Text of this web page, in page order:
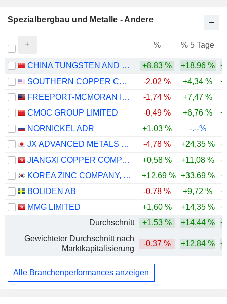
Spezialbergbau und Metalle - Andere
% % 5 Tage
CHINA TUNGSTEN AND HIGHTECH MATERIALS CO.,LTD +8,83 % +18,96 %
SOUTHERN COPPER CORPORATION
-2,02 % +4,34 %
FREEPORT-MCMORAN INC.
-1,74 % +7,47 %
CMOC GROUP LIMITED
-0,49 % +6,76 %
NORNICKEL ADR
+1,03 %
-.--%
JX ADVANCED METALS CORPORATION
-4,78 % +24,35 %
JIANGXI COPPER COMPANY LIMITED
+0,58 % +11,08 %
KOREA ZINC COMPANY, LTD.
+12,69 % +33,69 %
BOLIDEN AB
-0,78 % +9,72 %
MMG LIMITED
+1,60 % +14,35 %
Durchschnitt
+1,53 % +14,44 %
Gewichteter Durchschnitt nach
Marktkapitalisierung
-0,37 % +12,84 %
Alle Branchenperformances anzeigen